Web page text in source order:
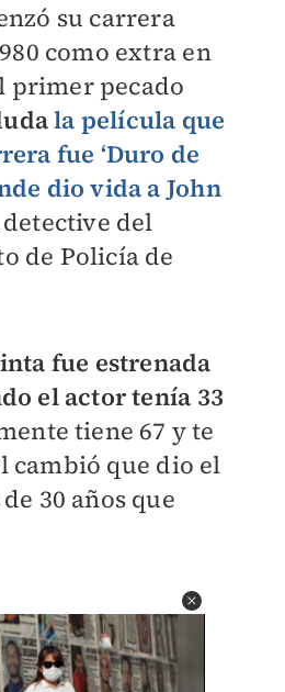
su carrera
como extra en
primer pecado
la película que
fue ‘Duro de
dio vida a John
del
de Policía de
fue estrenada
el actor tenía 33
tiene 67 y te
cambió que dio el
30 años que